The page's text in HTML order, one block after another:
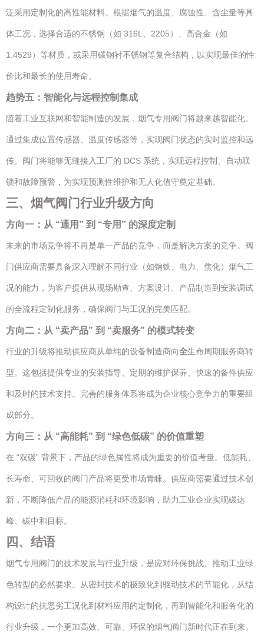
泛采用定制化的高性能材料。根据烟气的温度、腐蚀性、含尘量等具
体工况，选择合适的不锈钢（如 316L、2205）、高合金（如
1.4529）等材质，或采用碳钢衬不锈钢等复合结构，以实现最佳的性
价比和最长的使用寿命。
趋势五：智能化与远程控制集成
随着工业互联网和智能制造的发展，烟气专用阀门将越来越智能化。
通过集成位置传感器、温度传感器等，实现阀门状态的实时监控和远
传。阀门将能够无缝接入工厂的 DCS 系统，实现远程控制、自动联
锁和故障预警，为实现预测性维护和无人化值守奠定基础。
三、烟气阀门行业升级方向
方向一：从 “通用” 到 “专用” 的深度定制
未来的市场竞争将不再是单一产品的竞争，而是解决方案的竞争。阀
门供应商需要具备深入理解不同行业（如钢铁、电力、焦化）烟气工
况的能力，为客户提供从现场勘查、方案设计、产品制造到安装调试
的全流程定制化服务，确保阀门与工况的完美匹配。
方向二：从 “卖产品” 到 “卖服务” 的模式转变
行业的升级将推动供应商从单纯的设备制造商向全生命周期服务商转
型。这包括提供专业的安装指导、定期的维护保养、快速的备件供应
和及时的技术支持。完善的服务体系将成为企业核心竞争力的重要组
成部分。
方向三：从 “高能耗” 到 “绿色低碳” 的价值重塑
在 “双碳” 背景下，产品的绿色属性将成为重要的价值考量。低能耗、
长寿命、可回收的阀门产品将更受市场青睐。供应商需要通过技术创
新，不断降低产品的能源消耗和环境影响，助力工业企业实现碳达
峰、碳中和目标。
四、结语
烟气专用阀门的技术发展与行业升级，是应对环保挑战、推动工业绿
色转型的必然要求。从密封技术的极致化到驱动技术的节能化，从结
构设计的抗恶劣工况化到材料应用的定制化，再到智能化和服务化的
行业升级，一个更加高效、可靠、环保的烟气阀门新时代正在到来。